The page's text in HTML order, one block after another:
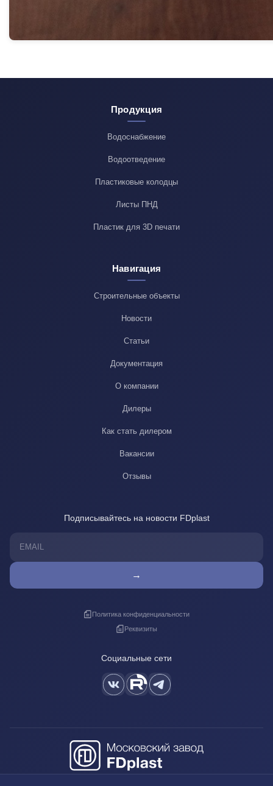
Продукция
Водоснабжение
Водоотведение
Пластиковые колодцы
Листы ПНД
Пластик для 3D печати
Навигация
Строительные объекты
Новости
Статьи
Документация
О компании
Дилеры
Как стать дилером
Вакансии
Отзывы
Подписывайтесь на новости FDplast
→
Политика конфиденциальности
Реквизиты
Социальные сети